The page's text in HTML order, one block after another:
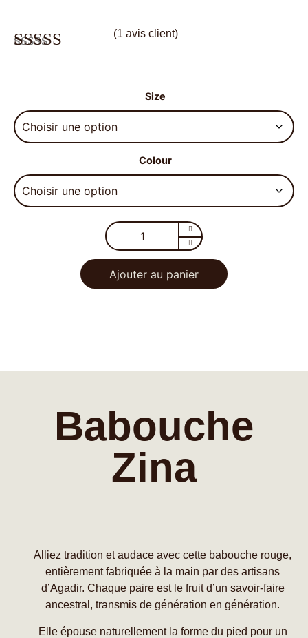
client
(1 avis client)
Size
Colour
Ajouter au panier
Babouche
Zina
Alliez tradition et audace avec cette babouche rouge,
entièrement fabriquée à la main par des artisans
d’Agadir. Chaque paire est le fruit d’un savoir-faire
ancestral, transmis de génération en génération.
Elle épouse naturellement la forme du pied pour un